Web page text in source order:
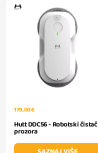
179,00 €
Hutt DDC56 - Robotski čistač
prozora